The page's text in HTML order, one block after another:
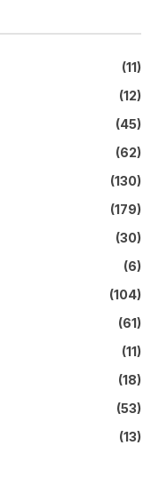
(11)
(12)
(45)
(62)
(130)
(179)
(30)
(6)
(104)
(61)
(11)
(18)
(53)
(13)